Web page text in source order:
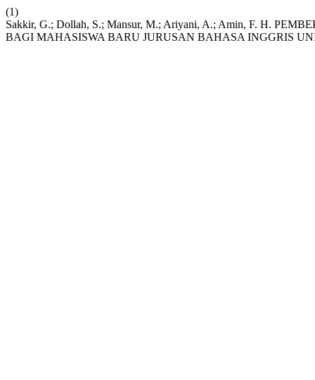
(1)
Sakkir, G.; Dollah, S.; Mansur, M.; Ariyani, A.; Amin, F. H.
BAGI MAHASISWA BARU JURUSAN BAHASA INGGRIS